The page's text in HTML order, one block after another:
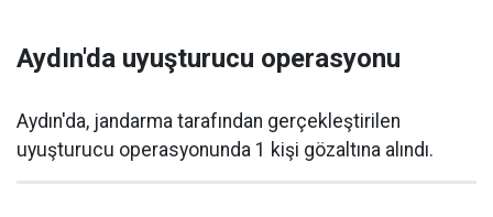
Aydın'da uyuşturucu operasyonu
Aydın'da, jandarma tarafından gerçekleştirilen
uyuşturucu operasyonunda 1 kişi gözaltına alındı.